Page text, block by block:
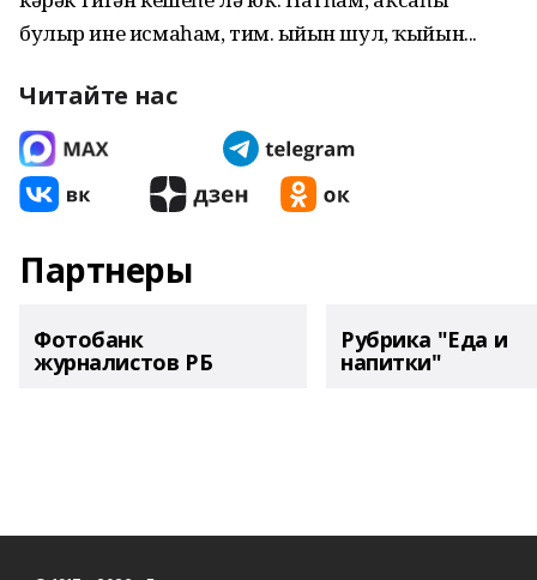
булыр ине исмаһам, тим. Ҡыйын шул, ҡыйын...
Читайте нас
Партнеры
Фотобанк
журналистов РБ
Рубрика "Еда и
напитки"